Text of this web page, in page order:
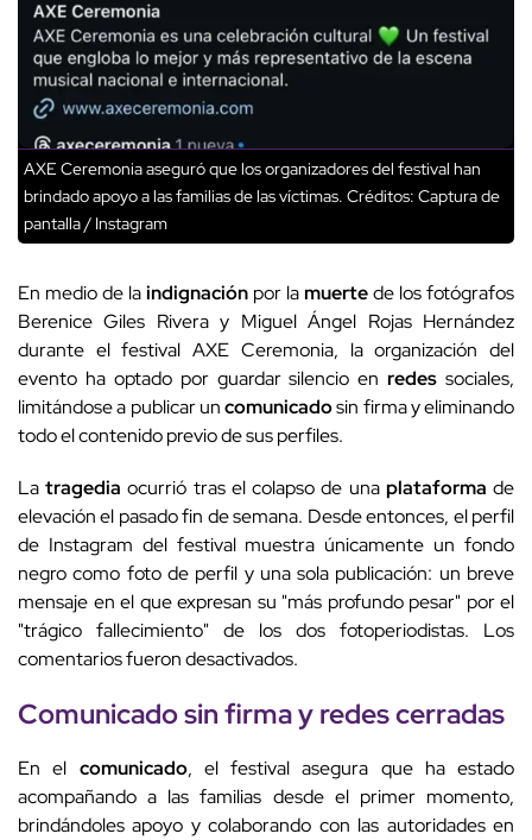
AXE Ceremonia aseguró que los organizadores del festival han
brindado apoyo a las familias de las víctimas. Créditos: Captura de
pantalla / Instagram
En medio de laindignación por lamuertede los fotógrafos
Berenice Giles Rivera y Miguel Ángel Rojas Hernández
durante el festival AXE Ceremonia, la organización del
evento ha optado por guardar silencio enredes sociales,
limitándose a publicar uncomunicadosin firma y eliminando
todo el contenido previo de sus perfiles.
Latragedia ocurrió tras el colapso de una plataforma de
elevación el pasado fin de semana. Desde entonces, el perfil
de Instagram del festival muestra únicamente un fondo
negro como foto de perfil y una sola publicación: un breve
mensaje en el que expresan su "más profundo pesar" por el
"trágico fallecimiento" de los dos fotoperiodistas. Los
comentarios fueron desactivados.
Comunicado sin firma yredescerradas
En el comunicado, el festival asegura que ha estado
acompañando a las familias desde el primer momento,
brindándoles apoyo y colaborando con las autoridades en